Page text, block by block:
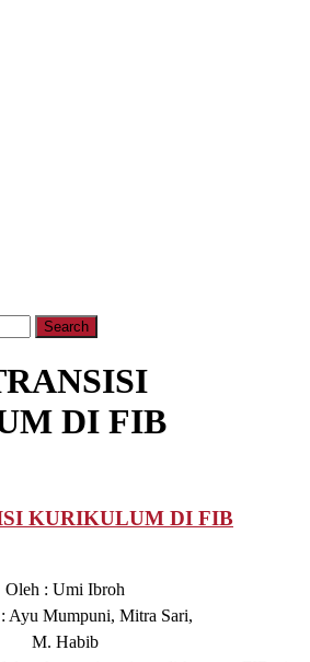
DI FIB
KURIKULUM DI FIB
Oleh : Umi Ibroh
Ayu Mumpuni, Mitra Sari,
M. Habib